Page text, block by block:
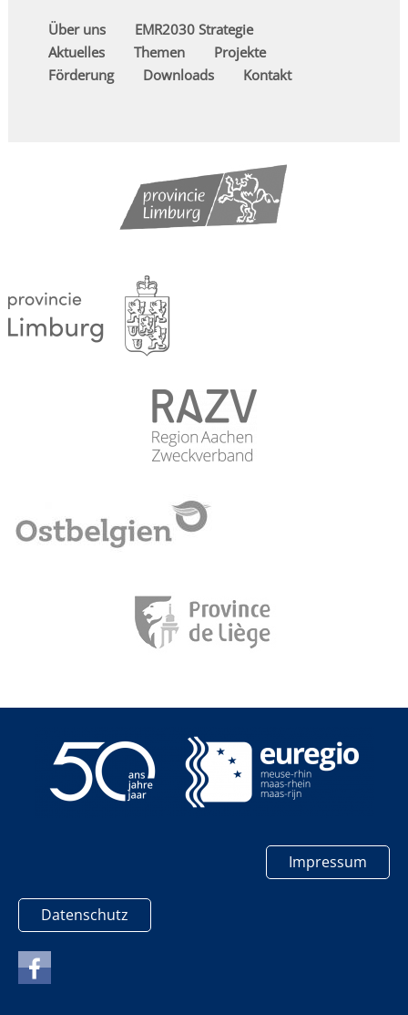
Über uns
EMR2030 Strategie
Aktuelles
Themen
Projekte
Förderung
Downloads Kontakt
Impressum
Datenschutz